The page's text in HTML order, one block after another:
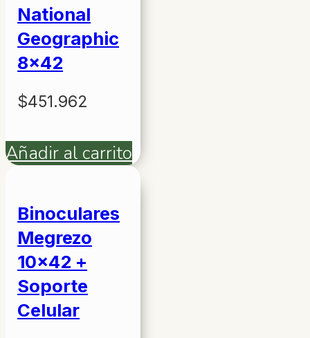
National
Geographic
8×42
$451.962
Añadir al carrito
Binoculares
Megrezo
10×42 +
Soporte
Celular